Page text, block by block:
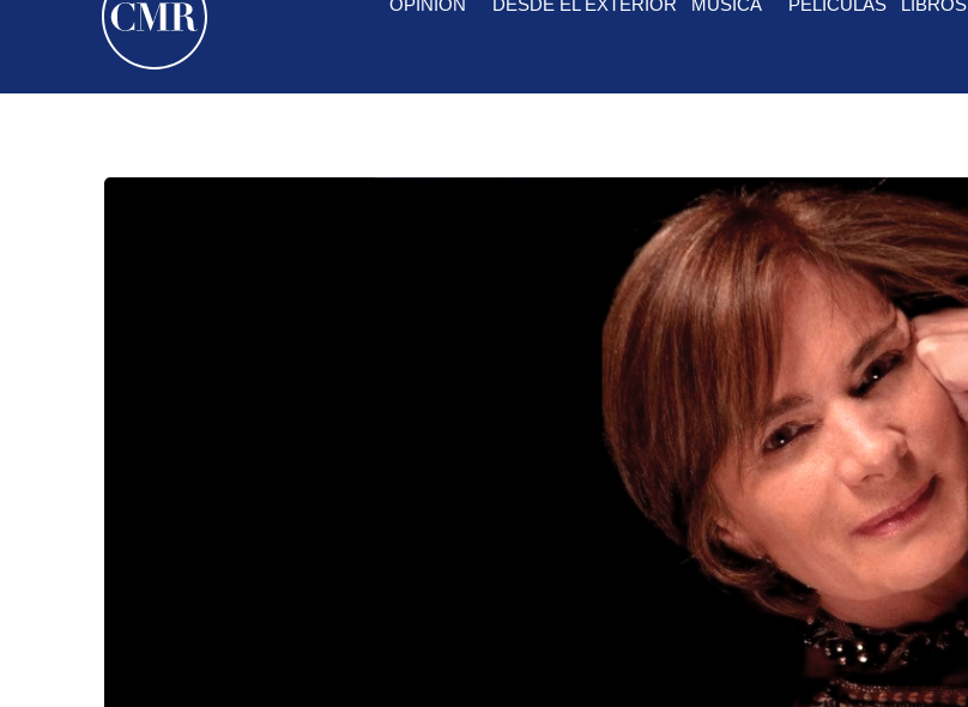
OPINIÓN DESDE EL EXTERIOR MÚSICA PELÍCULAS LIBROS